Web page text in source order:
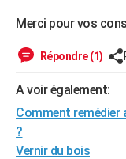
VOYAGE
PHOTO
BONS PLANS
CARTE DE VOEUX
Merci pour vos
Répondre (1)
A voir également:
Comment remédier
?
Vernir du bois